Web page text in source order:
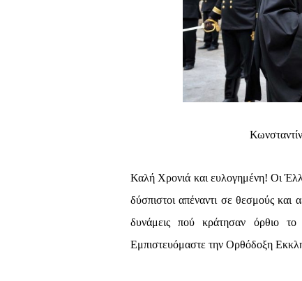
Καλή Χρονιά και ευλογημένη! Οι
δύσπιστοι απέναντι σε θεσμούς και
δυνάμεις πού κράτησαν όρθιο το
Εμπιστευόμαστε την Ορθόδοξη